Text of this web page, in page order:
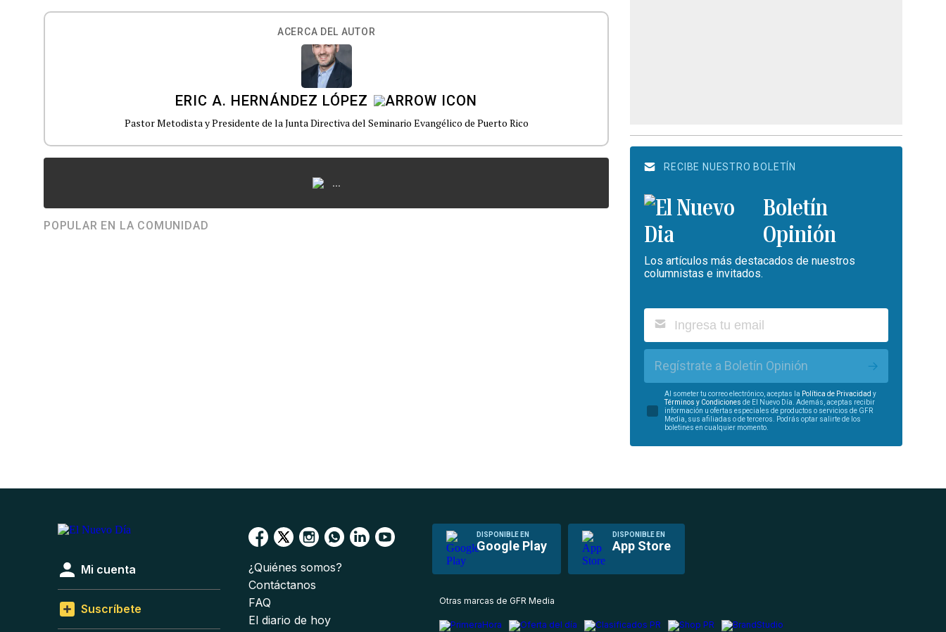
ACERCA DEL AUTOR
ERIC A. HERNÁNDEZ LÓPEZ
Pastor Metodista y Presidente de la Junta Directiva del Seminario Evangélico de Puerto Rico
...
POPULAR EN LA COMUNIDAD
RECIBE NUESTRO BOLETÍN
Boletín
Opinión
Los artículos más destacados de nuestros
columnistas e invitados.
Regístrate a Boletín Opinión
Al someter tu correo electrónico, aceptas la Política de Privacidad y
Términos y Condiciones de El Nuevo Día. Además, aceptas recibir
información u ofertas especiales de productos o servicios de GFR
Media, sus afiliadas o de terceros. Podrás optar salirte de los
boletines en cualquier momento.
DISPONIBLE EN
Google Play
DISPONIBLE EN
App Store
Mi cuenta
Suscríbete
¿Quiénes somos?
Contáctanos
FAQ
El diario de hoy
Otras marcas de GFR Media